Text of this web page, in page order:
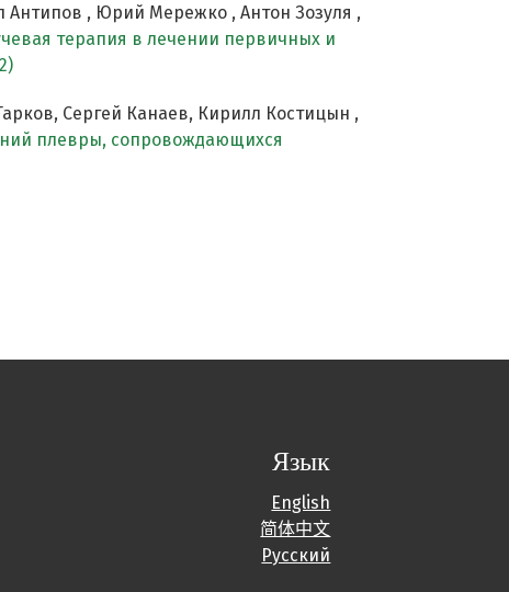
Антипов , Юрий Мережко , Антон Зозуля ,
терапия в лечении первичных и
Сергей Канаев, Кирилл Костицын ,
плевры, сопровождающихся
Язык
English
简体中文
Русский